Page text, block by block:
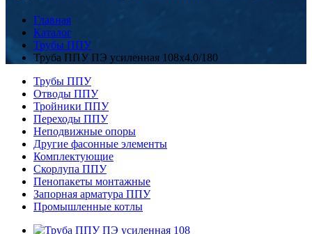
Главная
Каталог
Трубы ППУ
Труба ППУ ПЭ усиленная 108х4,0/180
Трубы ППУ
Отводы ППУ
Тройники ППУ
Переходы ППУ
Неподвижные опоры
Другие фасонные элементы
Комплектующие
Скорлупа ППУ
Пенопакеты монтажные
Запорная арматура ППУ
Промышленные котлы